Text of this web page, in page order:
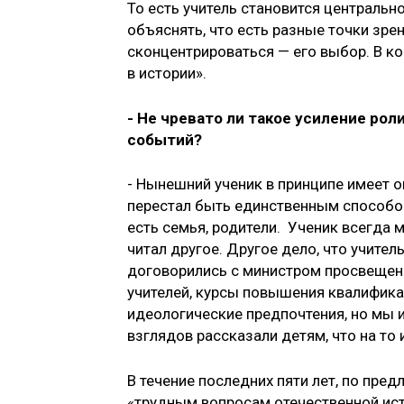
То есть учитель становится
объяснять, что есть разные точки
сконцентрироваться — его выбор. В
в истории».
- Не чревато ли такое усиление
событий?
- Нынешний ученик в принципе имеет
перестал быть единственным
есть семья, родители. Ученик всегда
читал другое. Другое дело, что
договорились с министром
учителей, курсы повышения
идеологические предпочтения, но мы
взглядов рассказали детям, что на
В течение последних пяти лет, по